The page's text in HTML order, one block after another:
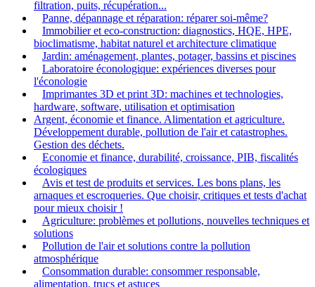
filtration, puits, récupération...
Panne, dépannage et réparation: réparer soi-même?
Immobilier et eco-construction: diagnostics, HQE, HPE,
bioclimatisme, habitat naturel et architecture climatique
Jardin: aménagement, plantes, potager, bassins et piscines
Laboratoire éconologique: expériences diverses pour
l'éconologie
Imprimantes 3D et print 3D: machines et technologies,
hardware, software, utilisation et optimisation
Argent, économie et finance. Alimentation et agriculture.
Développement durable, pollution de l'air et catastrophes.
Gestion des déchets.
Economie et finance, durabilité, croissance, PIB, fiscalités
écologiques
Avis et test de produits et services. Les bons plans, les
arnaques et escroqueries. Que choisir, critiques et tests d'achat
pour mieux choisir !
Agriculture: problèmes et pollutions, nouvelles techniques et
solutions
Pollution de l'air et solutions contre la pollution
atmosphérique
Consommation durable: consommer responsable,
alimentation, trucs et astuces